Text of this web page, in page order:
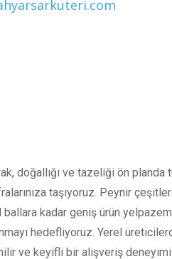
doğallığı ve tazeliği ön planda
taşıyoruz. Peynir
ballara kadar geniş ürün
hedefliyoruz. Yerel
ve keyifli bir alışveriş deneyimi